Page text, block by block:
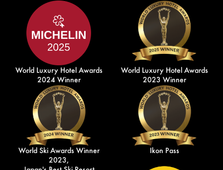
World Luxury Hotel Awards
2024 Winner
World Luxury Hotel Awards
2023 Winner
World Ski Awards Winner
2023,
Ikon Pass